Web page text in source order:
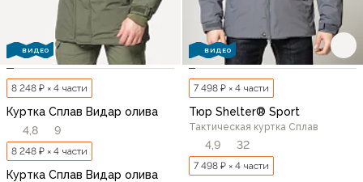
ВИДЕО
8 248 ₽ × 4 части
Куртка Сплав Видар олива
4,8
9
8 248 ₽ × 4 части
Куртка Сплав Видар олива
ВИДЕО
7 498 ₽ × 4 части
Тюр Shelter® Sport
Тактическая куртка Сплав
4,9 32
7 498 ₽ × 4 части